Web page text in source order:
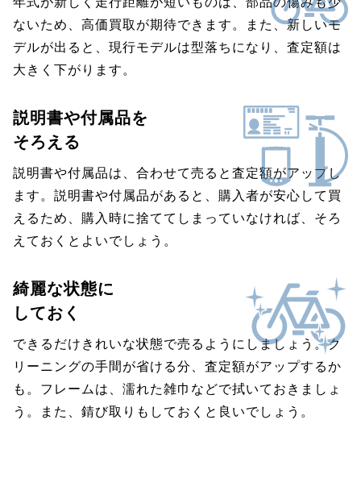
ないため、高価買取が期待できます。また、新しいモ
デルが出ると、現行モデルは型落ちになり、査定額は
大きく下がります。
説明書や付属品を
そろえる
説明書や付属品は、合わせて売ると査定額がアップし
ます。説明書や付属品があると、購入者が安心して買
えるため、購入時に捨ててしまっていなければ、そろ
えておくとよいでしょう。
綺麗な状態に
しておく
できるだけきれいな状態で売るようにしましょう。ク
リーニングの手間が省ける分、査定額がアップするか
も。フレームは、濡れた雑巾などで拭いておきましょ
う。また、錆び取りもしておくと良いでしょう。